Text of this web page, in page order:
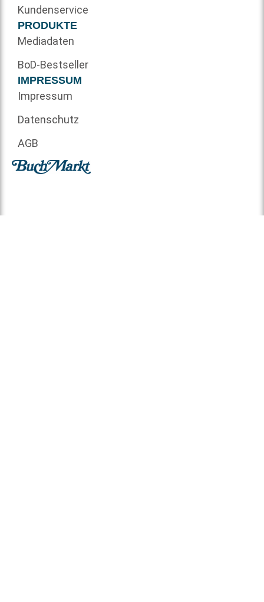
Kundenservice
PRODUKTE
Mediadaten
BoD-Bestseller
IMPRESSUM
Impressum
Datenschutz
AGB